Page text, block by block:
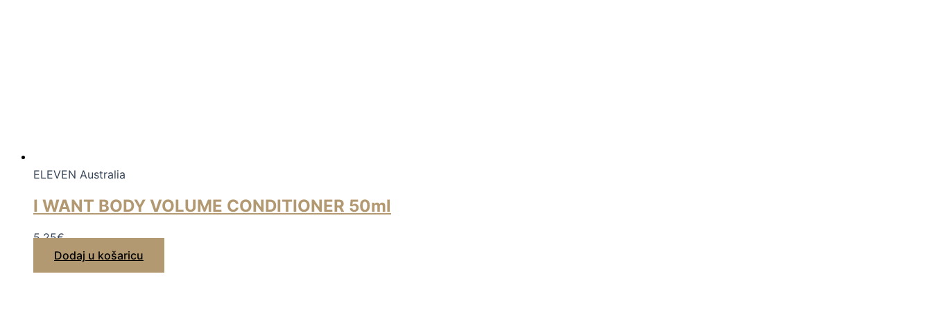
ELEVEN Australia
I WANT BODY VOLUME CONDITIONER 50ml
5,25€
Dodaj u košaricu